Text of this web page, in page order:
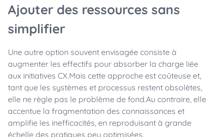
Ajouter des ressources sans
simplifier
Une autre option souvent envisagée consiste à
augmenter les effectifs pour absorber la charge liée
aux initiatives CX.Mais cette approche est coûteuse et,
tant que les systèmes et processus restent obsolètes,
elle ne règle pas le problème de fond.Au contraire, elle
accentue la fragmentation des connaissances et
amplifie les inefficacités, en reproduisant à grande
échelle des pratiques peu optimisées.